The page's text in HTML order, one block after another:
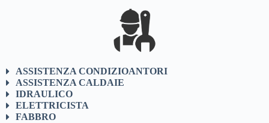
ASSISTENZA CONDIZIOANTORI
ASSISTENZA CALDAIE
IDRAULICO
ELETTRICISTA
FABBRO